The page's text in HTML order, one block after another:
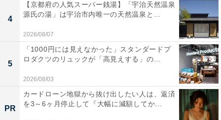
4
【京都府の人気スーパー銭湯】「宇治天然温泉
源氏の湯」は宇治市内唯一の天然温泉と...
2026/08/07
5
「1000円には見えなかった」スタンダードプ
ロダクツのリュックが「高見えする」の...
2026/08/03
PR
カードローン地獄から抜け出したい人は、返済
を3～6ヶ月停止して『大幅に減額してか...